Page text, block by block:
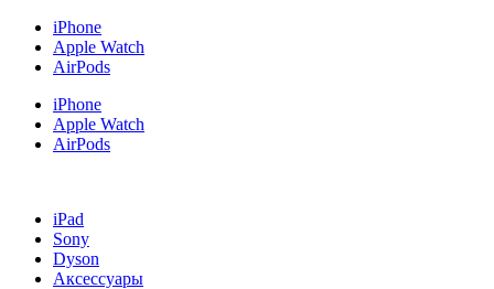
iPhone
Apple Watch
AirPods
iPhone
Apple Watch
AirPods
iPad
Sony
Dyson
Аксессуары